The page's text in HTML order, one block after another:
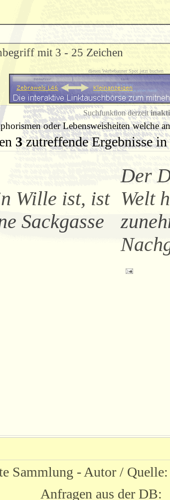
mit 3 - 25 Zeichen
diesen Werbebanner Spot jetzt buchen
Suchfunktion derzeit
oder Lebensweisheiten welche
3zutreffende Ergebnisse
Wille ist, ist
Sackgasse
Der
Welt
Sammlung - Autor /
Anfragen aus der DB: